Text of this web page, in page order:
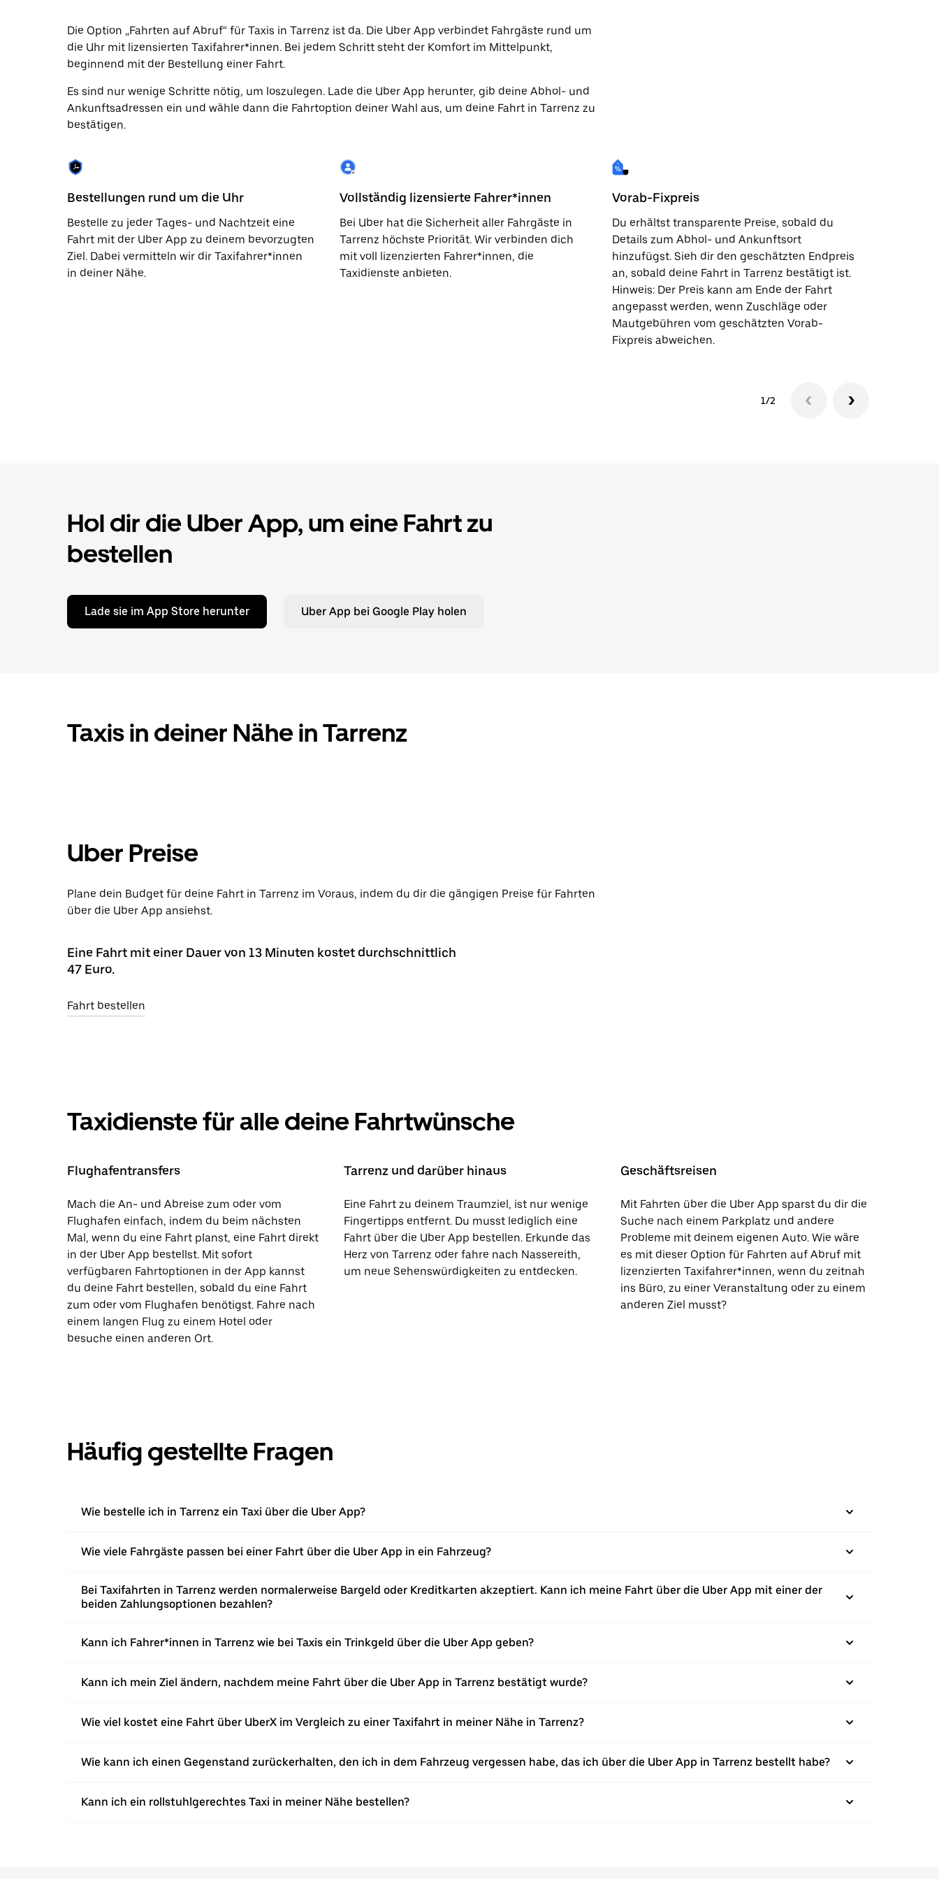
Drücke
die
Escape-
Taste,
um
den
Kalender
zu
Die Option „Fahrten auf Abruf“ für Taxis in Tarrenz ist da. Die Uber App verbindet Fahrgäste rund um
die Uhr mit lizensierten Taxifahrer*innen. Bei jedem Schritt steht der Komfort im Mittelpunkt,
beginnend mit der Bestellung einer Fahrt.
Es sind nur wenige Schritte nötig, um loszulegen. Lade die Uber App herunter, gib deine Abhol- und
Ankunftsadressen ein und wähle dann die Fahrtoption deiner Wahl aus, um deine Fahrt in Tarrenz zu
bestätigen.
Bestellungen rund um die Uhr
Bestelle zu jeder Tages- und Nachtzeit eine
Fahrt mit der Uber App zu deinem bevorzugten
Ziel. Dabei vermitteln wir dir Taxifahrer*innen
in deiner Nähe.
Vollständig lizensierte Fahrer*innen
Bei Uber hat die Sicherheit aller Fahrgäste in
Tarrenz höchste Priorität. Wir verbinden dich
mit voll lizenzierten Fahrer*innen, die
Taxidienste anbieten.
Vorab-Fixpreis
Du erhältst transparente Preise, sobald du
Details zum Abhol- und Ankunftsort
hinzufügst. Sieh dir den geschätzten Endpreis
an, sobald deine Fahrt in Tarrenz bestätigt ist.
Hinweis: Der Preis kann am Ende der Fahrt
angepasst werden, wenn Zuschläge oder
Mautgebühren vom geschätzten Vorab-
Fixpreis abweichen.
1/2
Hol dir die Uber App, um eine Fahrt zu
bestellen
Lade sie im App Store herunter Uber App bei Google Play holen
Taxis in deiner Nähe in Tarrenz
Uber Preise
Plane dein Budget für deine Fahrt in Tarrenz im Voraus, indem du dir die gängigen Preise für Fahrten
über die Uber App ansiehst.
Eine Fahrt mit einer Dauer von 13 Minuten kostet durchschnittlich
47 Euro.
Fahrt bestellen
Taxidienste für alle deine Fahrtwünsche
Flughafentransfers
Mach die An- und Abreise zum oder vom
Flughafen einfach, indem du beim nächsten
Mal, wenn du eine Fahrt planst, eine Fahrt direkt
in der Uber App bestellst. Mit sofort
verfügbaren Fahrtoptionen in der App kannst
du deine Fahrt bestellen, sobald du eine Fahrt
zum oder vom Flughafen benötigst. Fahre nach
einem langen Flug zu einem Hotel oder
besuche einen anderen Ort.
Tarrenz und darüber hinaus
Eine Fahrt zu deinem Traumziel, ist nur wenige
Fingertipps entfernt. Du musst lediglich eine
Fahrt über die Uber App bestellen. Erkunde das
Herz von Tarrenz oder fahre nach Nassereith,
um neue Sehenswürdigkeiten zu entdecken.
Geschäftsreisen
Mit Fahrten über die Uber App sparst du dir die
Suche nach einem Parkplatz und andere
Probleme mit deinem eigenen Auto. Wie wäre
es mit dieser Option für Fahrten auf Abruf mit
lizenzierten Taxifahrer*innen, wenn du zeitnah
ins Büro, zu einer Veranstaltung oder zu einem
anderen Ziel musst?
Häufig gestellte Fragen
Wie bestelle ich in Tarrenz ein Taxi über die Uber App?
Wie viele Fahrgäste passen bei einer Fahrt über die Uber App in ein Fahrzeug?
Bei Taxifahrten in Tarrenz werden normalerweise Bargeld oder Kreditkarten akzeptiert. Kann ich meine Fahrt über die Uber App mit einer der
beiden Zahlungsoptionen bezahlen?
Kann ich Fahrer*innen in Tarrenz wie bei Taxis ein Trinkgeld über die Uber App geben?
Kann ich mein Ziel ändern, nachdem meine Fahrt über die Uber App in Tarrenz bestätigt wurde?
Wie viel kostet eine Fahrt über UberX im Vergleich zu einer Taxifahrt in meiner Nähe in Tarrenz?
Wie kann ich einen Gegenstand zurückerhalten, den ich in dem Fahrzeug vergessen habe, das ich über die Uber App in Tarrenz bestellt habe?
Kann ich ein rollstuhlgerechtes Taxi in meiner Nähe bestellen?